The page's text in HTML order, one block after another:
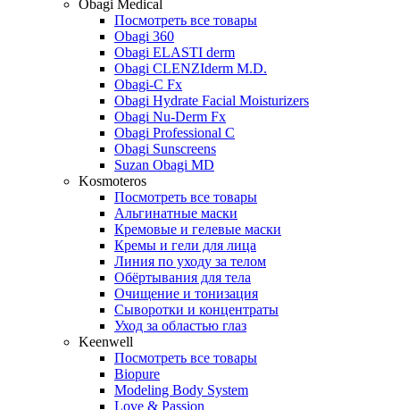
Obagi Medical
Посмотреть все товары
Obagi 360
Obagi ELASTI derm
Obagi CLENZIderm M.D.
Obagi-C Fx
Obagi Hydrate Facial Moisturizers
Obagi Nu-Derm Fx
Obagi Professional C
Obagi Sunscreens
Suzan Obagi MD
Kosmoteros
Посмотреть все товары
Альгинатные маски
Кремовые и гелевые маски
Кремы и гели для лица
Линия по уходу за телом
Обёртывания для тела
Очищение и тонизация
Сыворотки и концентраты
Уход за областью глаз
Keenwell
Посмотреть все товары
Biopure
Modeling Body System
Love & Passion